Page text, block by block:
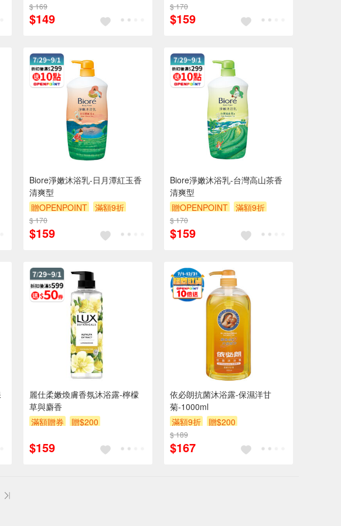
$ 169
$149
贈$200
$ 170
$159
Biore淨嫩沐浴乳-日月潭紅玉香
清爽型
贈OPENPOINT
滿額9折
贈$200
$ 170
$159
Biore淨嫩沐浴乳-台灣高山茶香
清爽型
贈OPENPOINT
滿額9折
贈$200
$ 170
$159
麗仕柔嫩煥膚香氛沐浴露-檸檬
草與麝香
滿額贈券
贈$200
$159
依必朗抗菌沐浴露-保濕洋甘
菊-1000ml
滿額9折
贈$200
$ 189
$167